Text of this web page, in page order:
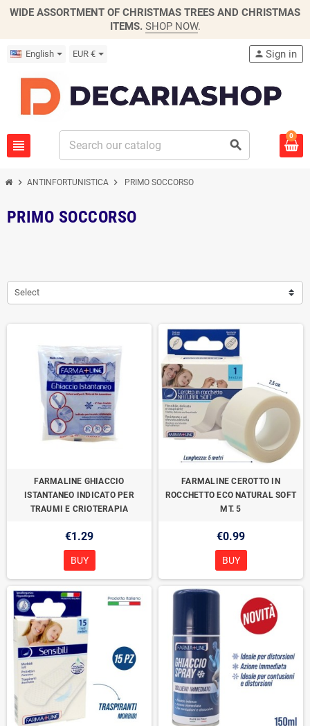
WIDE ASSORTMENT OF CHRISTMAS TREES AND CHRISTMAS
ITEMS. SHOP NOW.
English EUR €
view_headline search
person Sign in
0
chevron_right ANTINFORTUNISTICA chevron_right PRIMO SOCCORSO
PRIMO SOCCORSO
Select
FARMALINE GHIACCIO
ISTANTANEO INDICATO PER
TRAUMI E CRIOTERAPIA
€1.29
BUY
FARMALINE CEROTTO IN
ROCCHETTO ECO NATURAL SOFT
MT. 5
€0.99
BUY